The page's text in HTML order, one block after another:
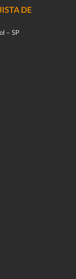
DE
– SP